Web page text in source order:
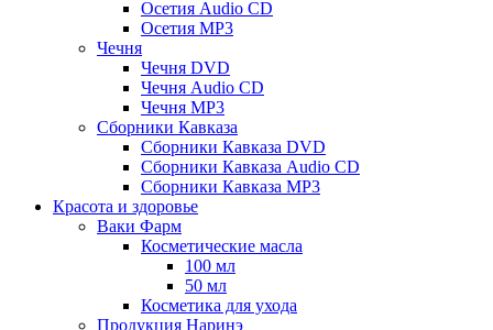
Осетия Audio CD
Осетия MP3
Чечня
Чечня DVD
Чечня Audio CD
Чечня MP3
Сборники Кавказа
Сборники Кавказа DVD
Сборники Кавказа Audio CD
Сборники Кавказа MP3
Красота и здоровье
Ваки Фарм
Косметические масла
100 мл
50 мл
Косметика для ухода
Продукция Наринэ